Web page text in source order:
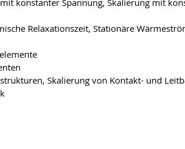
konstanter Spannung, Skalierung mit
Relaxationszeit, Stationäre
Skalierung von Kontakt- und